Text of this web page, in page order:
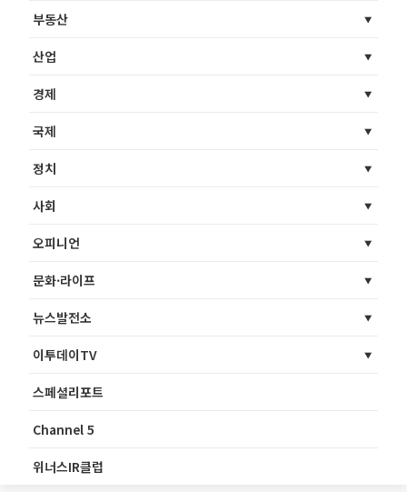
부동산
산업
경제
국제
정치
사회
오피니언
문화·라이프
뉴스발전소
이투데이TV
스페셜리포트
Channel 5
위너스IR클럽